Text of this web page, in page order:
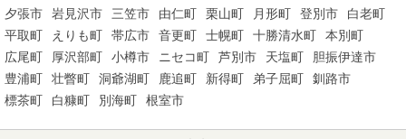
夕張市
岩見沢市 三笠市 由仁町 栗山町 月形町 登別市
白老町
平取町
えりも町 帯広市 音更町 士幌町 十勝清水町
本別町
広尾町
厚沢部町 小樽市 ニセコ町 芦別市 天塩町
胆振伊達市
豊浦町
壮瞥町 洞爺湖町 鹿追町 新得町 弟子屈町
釧路市
標茶町
白糠町 別海町 根室市